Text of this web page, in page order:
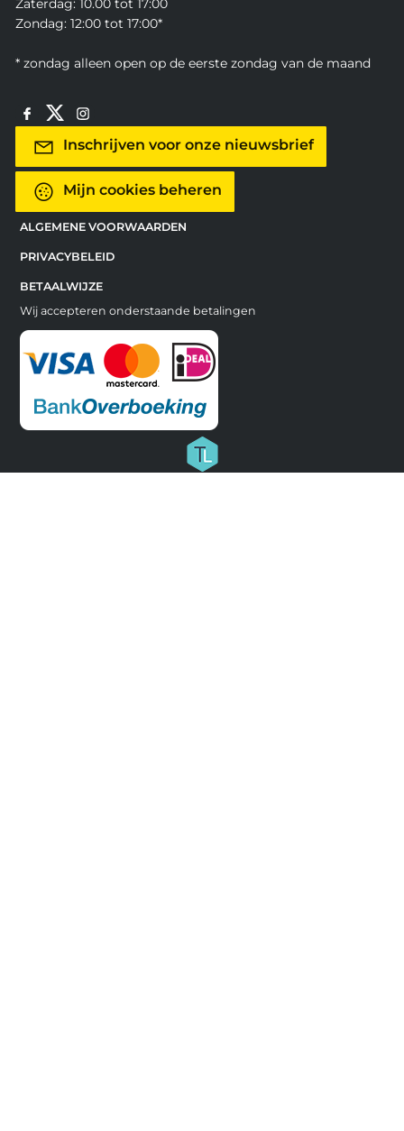
Zaterdag: 10.00 tot 17:00
Zondag: 12:00 tot 17:00*
* zondag alleen open op de eerste zondag van de maand
Inschrijven voor onze nieuwsbrief
Mijn cookies beheren
ALGEMENE VOORWAARDEN
PRIVACYBELEID
BETAALWIJZE
Wij accepteren onderstaande betalingen